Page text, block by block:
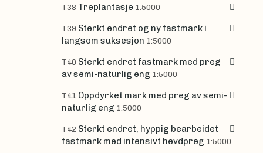
T38 Treplantasje 1:5000
T39 Sterkt endret og ny fastmark i
langsom suksesjon 1:5000
T40 Sterkt endret fastmark med preg
av semi-naturlig eng 1:5000
T41 Oppdyrket mark med preg av semi-
naturlig eng 1:5000
T42 Sterkt endret, hyppig bearbeidet
fastmark med intensivt hevdpreg 1:5000